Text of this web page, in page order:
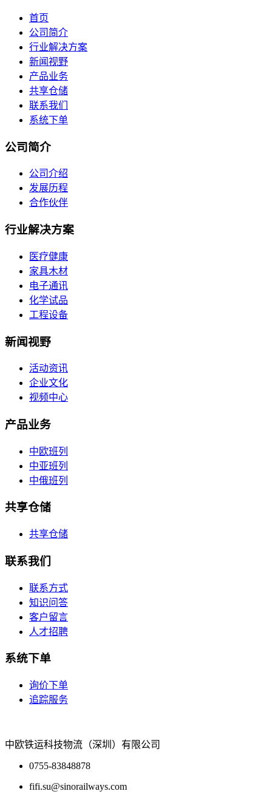
首页
公司简介
行业解决方案
新闻视野
产品业务
共享仓储
联系我们
系统下单
公司简介
公司介绍
发展历程
合作伙伴
行业解决方案
医疗健康
家具木材
电子通讯
化学试品
工程设备
新闻视野
活动资讯
企业文化
视频中心
产品业务
中欧班列
中亚班列
中俄班列
共享仓储
共享仓储
联系我们
联系方式
知识问答
客户留言
人才招聘
系统下单
询价下单
追踪服务
中欧铁运科技物流（深圳）有限公司
0755-83848878
fifi.su@sinorailways.com